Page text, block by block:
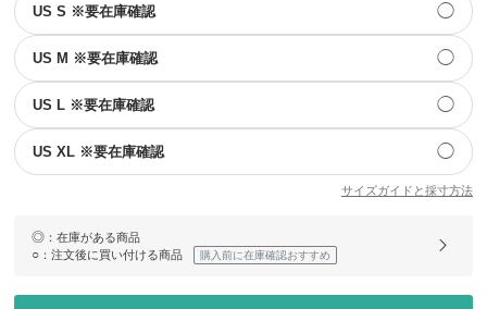
US S ※要在庫確認 ◯
US M ※要在庫確認 ◯
US L ※要在庫確認 ◯
US XL ※要在庫確認 ◯
サイズガイドと採寸方法
◎ ：在庫がある商品
○ ：注文後に買い付ける商品 購入前に在庫確認おすすめ